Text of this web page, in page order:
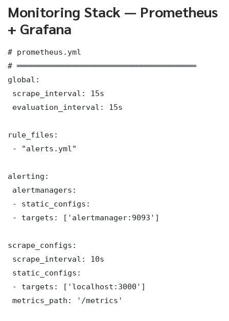
Monitoring Stack — Prometheus
+ Grafana
# prometheus.yml
# ═══════════════════════════════════════
global:
scrape_interval: 15s
evaluation_interval: 15s
rule_files:
- "alerts.yml"
alerting:
alertmanagers:
- static_configs:
- targets: ['alertmanager:9093']
scrape_configs:
scrape_interval: 10s
static_configs:
- targets: ['localhost:3000']
metrics_path: '/metrics'